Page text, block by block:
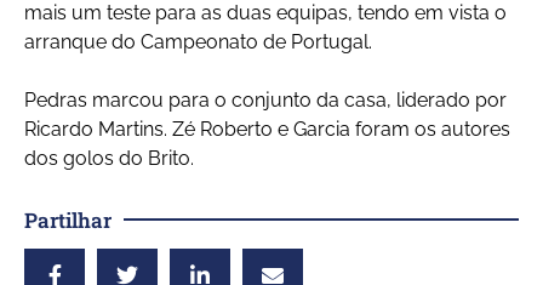
mais um teste para as duas equipas, tendo em vista o
arranque do Campeonato de Portugal.
Pedras marcou para o conjunto da casa, liderado por
Ricardo Martins. Zé Roberto e Garcia foram os autores
dos golos do Brito.
Partilhar